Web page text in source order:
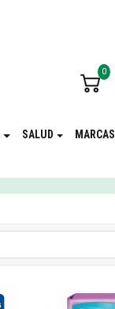
0
SALUD MARCAS